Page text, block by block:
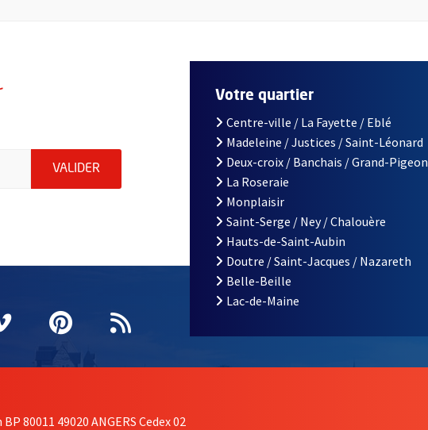
indiquez votre email (champ obligatoire)
VALIDER ENVOYER MA DEMANDE D'INSCRIPTION À LA LETTRE
fenêtrefenêtre
une nouvelle fenêtre
Vimeo
, Ouvre une nouvelle fenêtre
Pinterest
, Ouvre une nouvelle fenêtre
Flux RSS
Votre quartier
Centre-ville / La Fayette / Eblé
Madeleine / Justices / Saint-Léonard
Deux-croix / Banchais / Grand-Pigeon
La Roseraie
Monplaisir
Saint-Serge / Ney / Chalouère
Hauts-de-Saint-Aubin
Doutre / Saint-Jacques / Nazareth
Belle-Beille
Lac-de-Maine
80011 49020 ANGERS Cedex 02